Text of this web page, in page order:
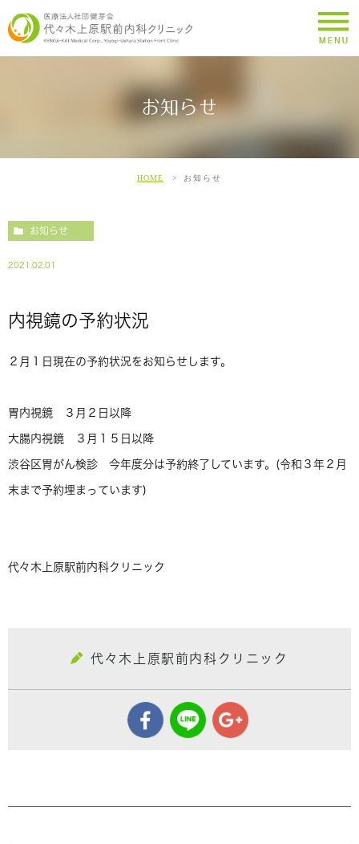
お知らせ
HOME お知らせ
お知らせ
2021.02.01
内視鏡の予約状況
２月１日現在の予約状況をお知らせします。
胃内視鏡 ３月２日以降
大腸内視鏡 ３月１５日以降
渋谷区胃がん検診 今年度分は予約終了しています。(令和３年２月
末まで予約埋まっています)
代々木上原駅前内科クリニック
代々木上原駅前内科クリニック